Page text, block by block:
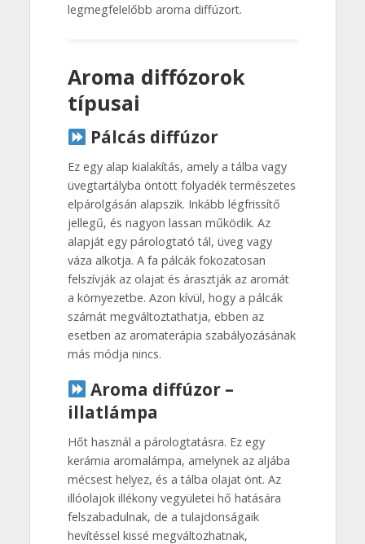
legmegfelelőbb aroma diffúzort.
Aroma diffózorok
típusai
Pálcás diffúzor
Ez egy alap kialakítás, amely a tálba vagy
üvegtartályba öntött folyadék természetes
elpárolgásán alapszik. Inkább légfrissítő
jellegű, és nagyon lassan működik. Az
alapját egy párologtató tál, üveg vagy
váza alkotja. A fa pálcák fokozatosan
felszívják az olajat és árasztják az aromát
a környezetbe. Azon kívül, hogy a pálcák
számát megváltoztathatja, ebben az
esetben az aromaterápia szabályozásának
más módja nincs.
Aroma diffúzor –
illatlámpa
Hőt használ a párologtatásra. Ez egy
kerámia aromalámpa, amelynek az aljába
mécsest helyez, és a tálba olajat önt. Az
illóolajok illékony vegyületei hő hatására
felszabadulnak, de a tulajdonságaik
hevítéssel kissé megváltozhatnak,